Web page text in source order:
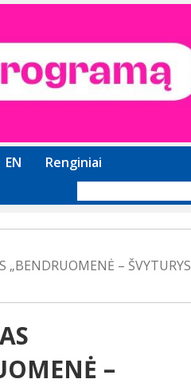
EN Renginiai
forma
„BENDRUOMENĖ – ŠVYTURYS
–